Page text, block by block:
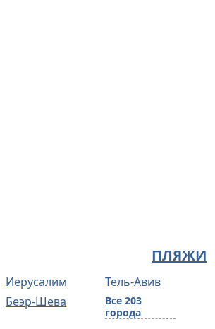
ПЛЯЖИ
Иерусалим
Тель-Авив
Беэр-Шева
Все 203
города